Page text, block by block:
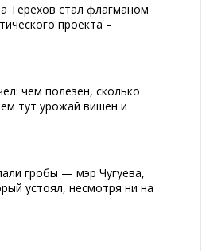
Терехов стал флагманом
проекта –
чем полезен, сколько
тут урожай вишен и
гробы — мэр Чугуева,
устоял, несмотря ни на